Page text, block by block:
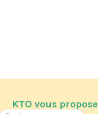
KTO vous propose